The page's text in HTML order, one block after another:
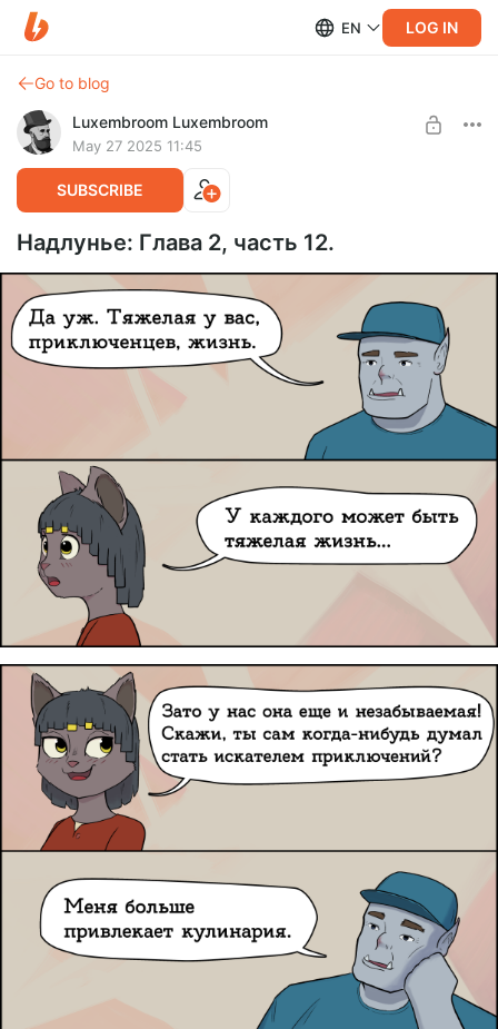
EN LOG IN
Go to blog
Luxembroom Luxembroom
May 27 2025 11:45
SUBSCRIBE
Надлунье: Глава 2, часть 12.